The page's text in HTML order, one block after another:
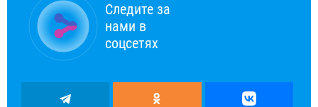
Следите за
нами в
соцсетях